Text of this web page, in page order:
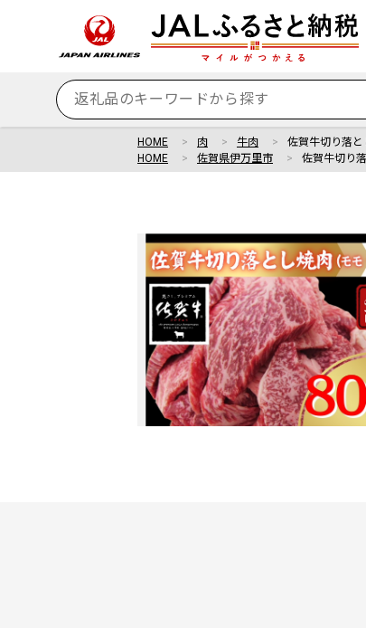
HOME 肉 牛肉 佐賀牛切り落
HOME
佐賀県伊万里市 佐賀牛切り